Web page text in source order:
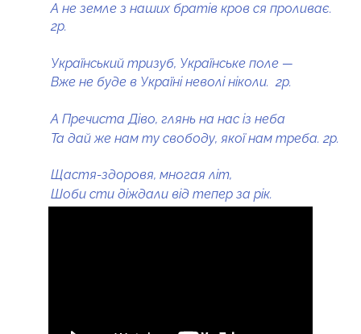
А не земле з наших братів кров ся проливає.
2р.
Український тризуб, Українське поле —
Вже не буде в Україні неволі ніколи. 2р.
А Пречиста Діво, глянь на нас із неба
Та дай же нам ту свободу, якої нам треба. 2р.
Щастя-здоровя, многая літ,
Шоби сти діждали від тепер за рік.